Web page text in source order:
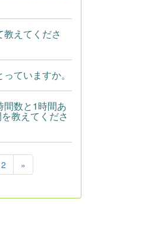
えてくださ
ていますか。
数と1時間あ
教えてくださ
2 »